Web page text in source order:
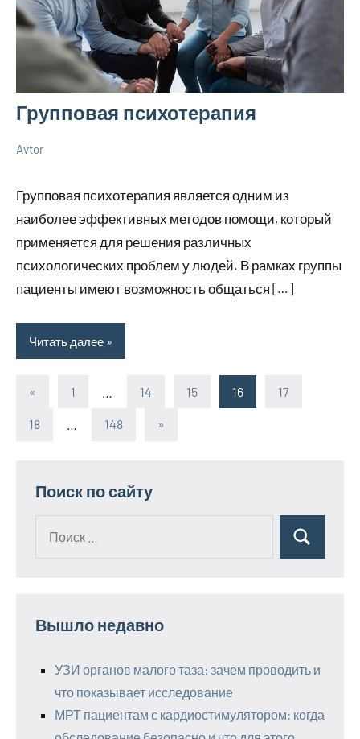
Групповая психотерапия
форму
2024
Avtor
Групповая психотерапия является одним из
наиболее эффективных методов помощи, который
применяется для решения различных
психологических проблем у людей. В рамках группы
пациенты имеют возможность общаться […]
Читать далее
Пагинация
«
Предыдущие
1 14 15 16 17
18 148
Следующие
»
Поиск по сайту
Поиск
Вышло недавно
УЗИ органов малого таза: зачем проводить и
что показывает исследование
МРТ пациентам с кардиостимулятором: когда